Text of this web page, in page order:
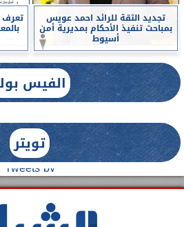
تجديد الثقة للرائد احمد عويس
بمباحث تنفيذ الأحكام بمديرية أمن
أسيوط
الفيس
تويتر
Tweets by